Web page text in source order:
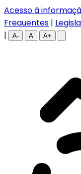
Acesso à
Frequentes |
|
A- A A+